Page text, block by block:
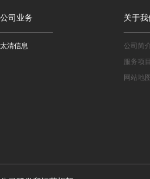
公司业务
太清信息
关于我
公司简
服务项目
网站地